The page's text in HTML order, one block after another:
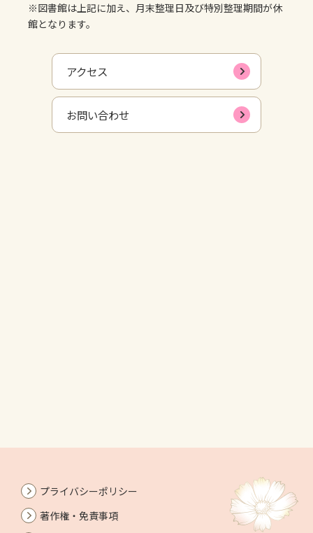
※図書館は上記に加え、月末整理日及び特別整理期間が休
館となります。
アクセス
お問い合わせ
プライバシーポリシー
著作権・免責事項